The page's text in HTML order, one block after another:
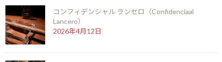
ハバナクラブ キューバンバレルプルーフ
2015年1月9日
最近の投稿
コンフィデンシャル ランセロ（Confidenciaal
Lancero）
2026年4月12日